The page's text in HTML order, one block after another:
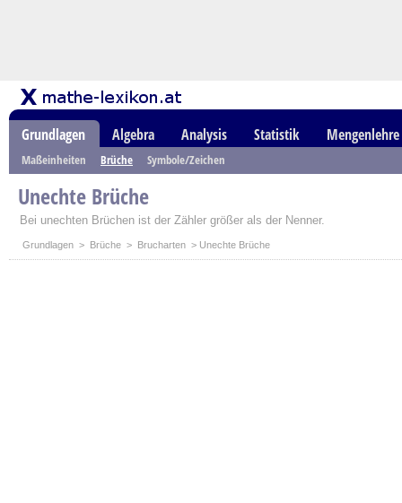
Grundlagen Algebra Analysis Statistik Mengenlehre
Maßeinheiten Brüche Symbole/Zeichen
Unechte Brüche
Bei unechten Brüchen ist der Zähler größer als der Nenner.
Grundlagen > Brüche > Brucharten > Unechte Brüche